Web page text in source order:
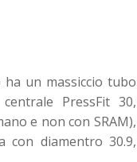
un massiccio tubo
PressFit 30,
e non con SRAM),
con diamentro 30.9,